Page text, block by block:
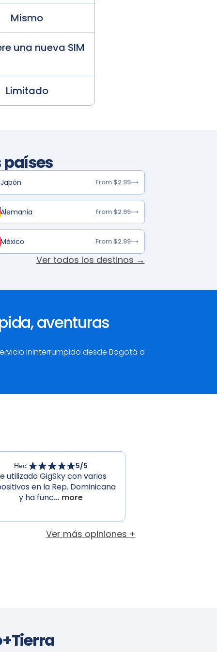
Mismo
una nueva SIM
Limitado
Japón From $2.99
Alemania From $2.99
México From $2.99
Ver todos los destinos →
aventuras
ininterrumpido desde Bogotá a
Нес: 5/5
utilizado GigSky con varios
en la Rep. Dominicana
y ha func... more
Ver más opiniones +